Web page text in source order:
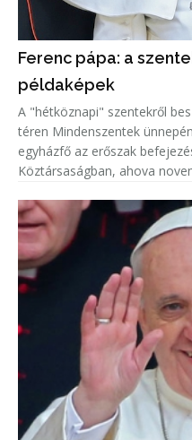
Ferenc pápa: a
példaképek
A "hétköznapi" szentekről
téren Mindenszentek
egyházfő az erőszak
Köztársaságban, ahova